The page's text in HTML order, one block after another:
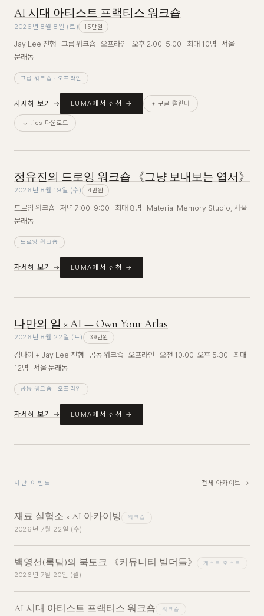
AI 시대 아티스트 프랙티스 워크숍
2026년 8월 8일 (토) 15만원
Jay Lee 진행 · 그룹 워크숍 · 오프라인 · 오후 2:00–5:00 · 최대 10명 · 서울
문래동
그룹 워크숍 · 오프라인
자세히 보기 → LUMA에서 신청 → + 구글 캘린더
↓ .ics 다운로드
정유진의 드로잉 워크숍 《그냥 보내보는 엽서》
2026년 8월 19일 (수) 4만원
드로잉 워크숍 · 저녁 7:00–9:00 · 최대 8명 · Material Memory Studio, 서울
문래동
드로잉 워크숍
자세히 보기 → LUMA에서 신청 →
나만의 일 × AI — Own Your Atlas
2026년 8월 22일 (토) 39만원
김나이 + Jay Lee 진행 · 공동 워크숍 · 오프라인 · 오전 10:00–오후 5:30 · 최대
12명 · 서울 문래동
공동 워크숍 · 오프라인
자세히 보기 → LUMA에서 신청 →
지난 이벤트 전체 아카이브 →
재료 실험소 × AI 아카이빙 워크숍
2026년 7월 22일 (수)
백영선(록담)의 북토크 《커뮤니티 빌더들》 게스트 호스트
2026년 7월 20일 (월)
AI 시대 아티스트 프랙티스 워크숍 워크숍